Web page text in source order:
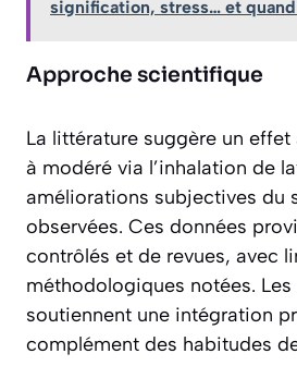
signification, stress… et
Approche scientifique
La littérature suggère un
à modéré via l’inhalation de
améliorations subjectives du
observées. Ces données
contrôlés et de revues, avec
méthodologiques notées. Les
soutiennent une intégration
complément des habitudes